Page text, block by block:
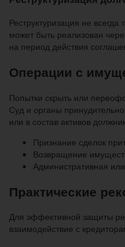
Реструктуризация не
может быть реализован
на период действия
Операции с
Попытки скрыть или
Суд и органы
или в состав активов
Признание сделок
Возвращение
Административная
Практические
Для эффективной защиты
взаимодействие с